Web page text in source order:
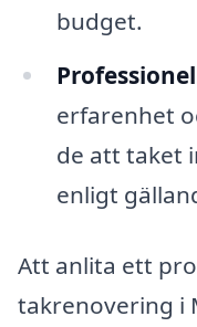
budget.
erfarenhet
de att taket
enligt
Att anlita ett
takrenovering i